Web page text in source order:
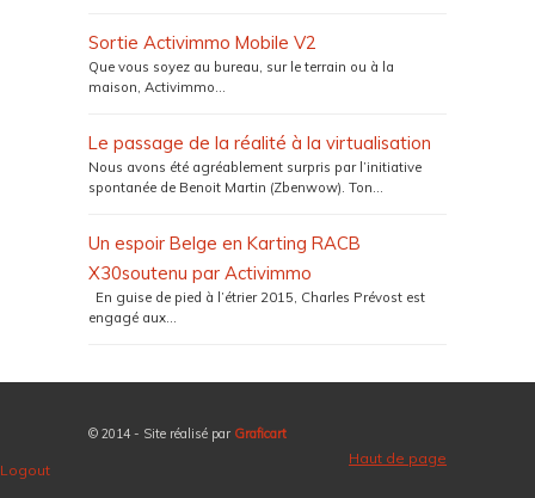
Sortie Activimmo Mobile V2
Que vous soyez au bureau, sur le terrain ou à la
maison, Activimmo...
Le passage de la réalité à la virtualisation
Nous avons été agréablement surpris par l’initiative
spontanée de Benoit Martin (Zbenwow). Ton...
Un espoir Belge en Karting RACB
X30soutenu par Activimmo
En guise de pied à l’étrier 2015, Charles Prévost est
engagé aux...
© 2014 - Site réalisé par Graficart
Haut de page
Logout